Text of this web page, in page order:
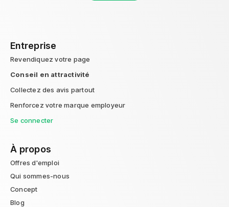
Entreprise
Revendiquez votre page
Conseil en attractivité
Collectez des avis partout
Renforcez votre marque employeur
Se connecter
À propos
Offres d'emploi
Qui sommes-nous
Concept
Blog